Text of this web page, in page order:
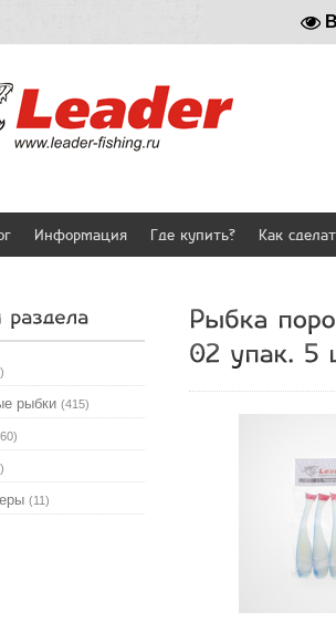
Информация Где купить? Как
рыбки (415)
(11)